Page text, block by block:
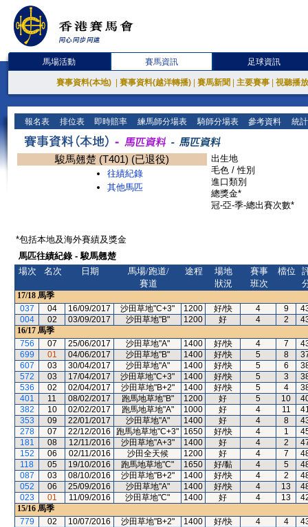
馬場活動 賽馬資訊 足球資訊
賽事資料(本地) 賽事資料(越洋轉播) 賽馬新聞 主要賽事 視聽播
報名表 排位表 即時賠率 練馬師分場表 騎師分場表 參考資料 統
駿馬翹楚 (T401) (已退役)
往績紀錄
其他馬匹
出生地
毛色 / 性別
進口類別
總獎金*
冠-亞-季-總出賽次數*
*包括本地及海外賽績及獎金
馬匹往績紀錄 - 駿馬翹楚
場次
名次 日期
馬場/跑道/
賽道
途程
場地
狀況
賽事
班次
檔位
17/18 馬季
037
04 16/09/2017 沙田草地"C+3" 1200 好/快 4 9
004
02 03/09/2017 沙田草地"B" 1200 好 4 2
16/17 馬季
756
07 25/06/2017 沙田草地"A" 1400 好/快 4 7
699
01 04/06/2017 沙田草地"B" 1400 好/快 5 8
607
03 30/04/2017 沙田草地"A" 1400 好/快 5 6
572
03 17/04/2017 沙田草地"C+3" 1400 好/快 5 3
536
02 02/04/2017 沙田草地"B+2" 1400 好/快 5 4
401
11 08/02/2017 跑馬地草地"B" 1200 好 5 10
382
10 02/02/2017 跑馬地草地"A" 1000 好 4 11
353
09 22/01/2017 沙田草地"A" 1400 好 4 8
278
07 22/12/2016 跑馬地草地"C+3" 1650 好/快 4 1
181
08 12/11/2016 沙田草地"A+3" 1400 好 4 2
152
06 02/11/2016 沙田全天候 1200 好 4 7
118
05 19/10/2016 跑馬地草地"C" 1650 好/黏 4 5
087
03 08/10/2016 沙田草地"B+2" 1400 好/快 4 2
052
06 25/09/2016 沙田草地"A" 1400 好/快 4 13
023
01 11/09/2016 沙田草地"C" 1400 好 4 13
15/16 馬季
779
02 10/07/2016 沙田草地"B+2" 1400 好/快 4 4